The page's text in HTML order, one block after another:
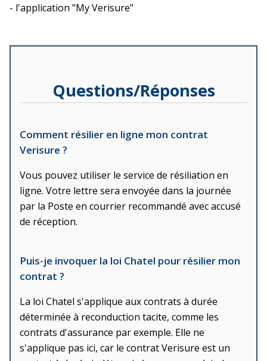
- l'application "My Verisure"
Questions/Réponses
Comment résilier en ligne mon contrat
Verisure ?
Vous pouvez utiliser le service de résiliation en
ligne. Votre lettre sera envoyée dans la journée
par la Poste en courrier recommandé avec accusé
de réception.
Puis-je invoquer la loi Chatel pour résilier mon
contrat ?
La loi Chatel s'applique aux contrats à durée
déterminée à reconduction tacite, comme les
contrats d'assurance par exemple. Elle ne
s'applique pas ici, car le contrat Verisure est un